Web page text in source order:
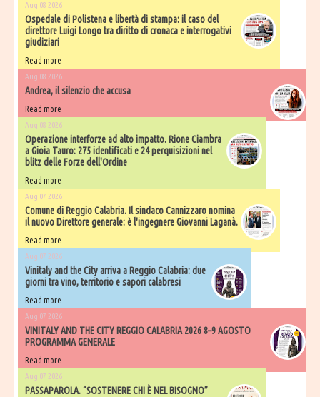
Aug 08 2026
Ospedale di Polistena e libertà di stampa: il caso del
direttore Luigi Longo tra diritto di cronaca e interrogativi
giudiziari
Read more
Aug 08 2026
Andrea, il silenzio che accusa
Read more
Aug 08 2026
Operazione interforze ad alto impatto. Rione Ciambra
a Gioia Tauro: 275 identificati e 24 perquisizioni nel
blitz delle Forze dell'Ordine
Read more
Aug 07 2026
Comune di Reggio Calabria. Il sindaco Cannizzaro nomina
il nuovo Direttore generale: è l'ingegnere Giovanni Laganà.
Read more
Aug 07 2026
Vinitaly and the City arriva a Reggio Calabria: due
giorni tra vino, territorio e sapori calabresi
Read more
Aug 07 2026
VINITALY AND THE CITY REGGIO CALABRIA 2026 8–9 AGOSTO
PROGRAMMA GENERALE
Read more
Aug 07 2026
PASSAPAROLA. “SOSTENERE CHI È NEL BISOGNO”